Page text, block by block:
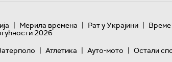
| Мерила времена | Рат у Украјини | Време
2026
| Атлетика | Ауто-мото | Остали